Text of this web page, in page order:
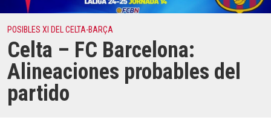
POSIBLES XI DEL CELTA-BARÇA
Celta – FC Barcelona:
Alineaciones probables del
partido